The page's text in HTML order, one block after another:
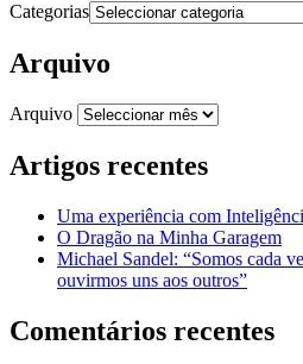
Categorias
Arquivo
Arquivo
Artigos recentes
Uma experiência com
O Dragão na Minha Garagem
Michael Sandel: “Somos cada
ouvirmos uns aos outros”
Comentários recentes